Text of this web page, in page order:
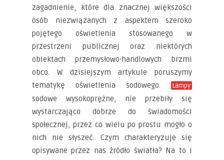
zagadnienie, które dla znacznej większości
osób niezwiązanych z aspektem szeroko
pojętego oświetlenia stosowanego w
przestrzeni publicznej oraz niektórych
obiektach przemysłowo-handlowych brzmi
obco. W dzisiejszym artykule poruszymy
tematykę oświetlenia sodowego.
Lampy
sodowe wysokoprężne, nie przebiły się
wystarczająco dobrze do świadomości
społecznej, przez co wielu po prostu mogło o
nich nie słyszeć. Czym charakteryzuje się
opisywane przez nas źródło światła? Na to i